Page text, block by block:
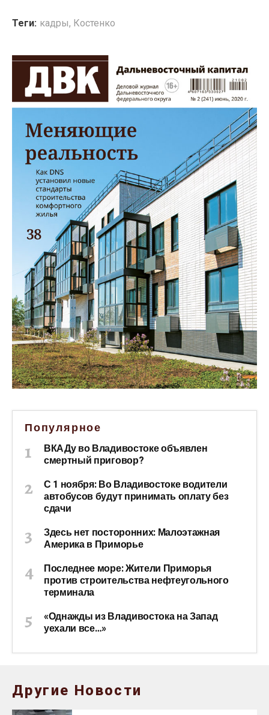
Теги: кадры, Костенко
Популярное
ВКАДу во Владивостоке объявлен
смертный приговор?
С 1 ноября: Во Владивостоке водители
автобусов будут принимать оплату без
сдачи
Здесь нет посторонних: Малоэтажная
Америка в Приморье
Последнее море: Жители Приморья
против строительства нефтеугольного
терминала
«Однажды из Владивостока на Запад
уехали все…»
Другие Новости